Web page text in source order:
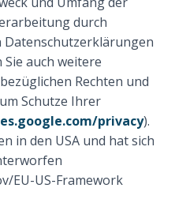
durch
Datenschutzerklärungen
auch weitere
Rechten und
Schutze Ihrer
privacy).
in den USA und hat sich
EU-US-Framework